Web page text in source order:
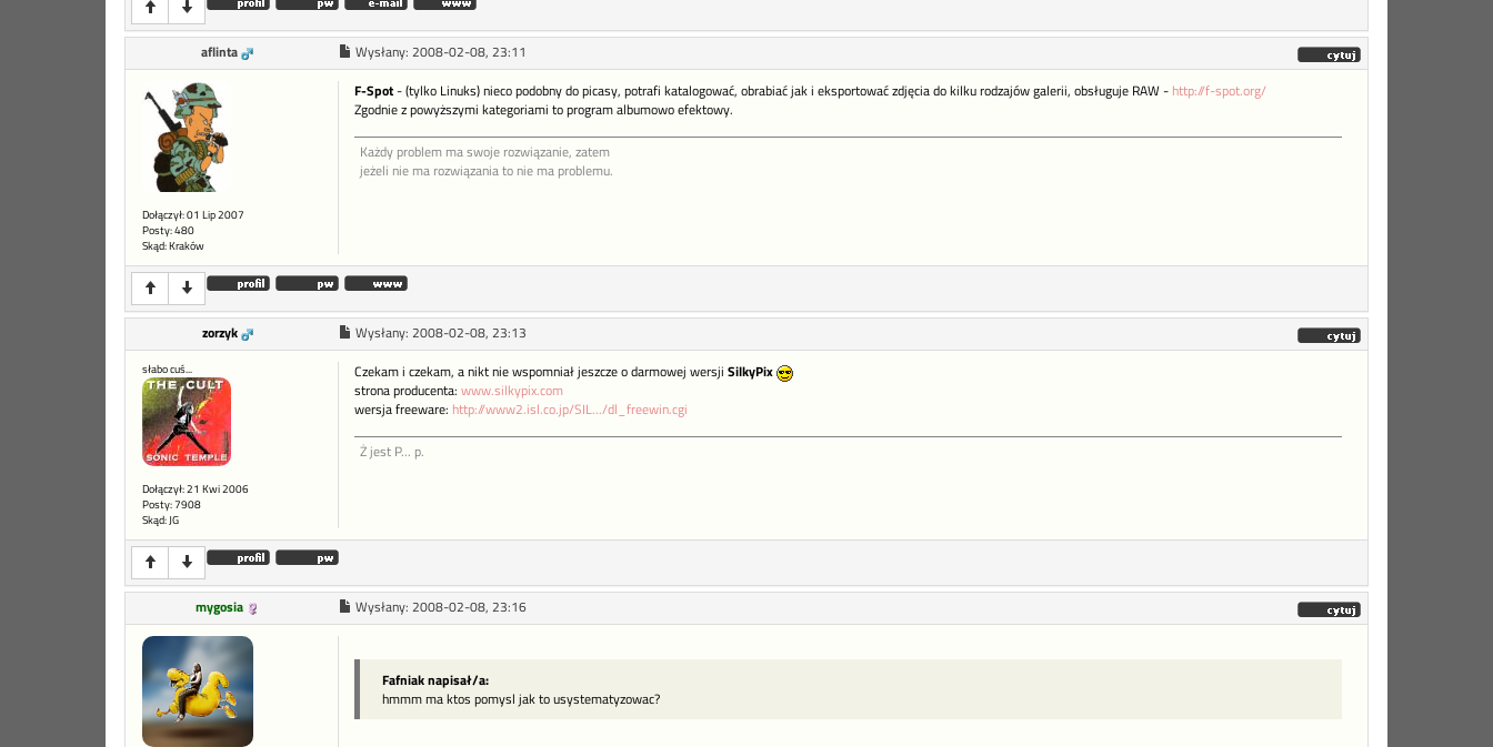
aflinta Wysłany: 2008-02-08, 23:11
Dołączył: 01 Lip 2007
Posty: 480
Skąd: Kraków
F-Spot- (tylko Linuks) nieco podobny do picasy, potrafi katalogować, obrabiać jak i eksportować zdjęcia do kilku rodzajów galerii, obsługuje RAW - http://f-spot.org/
Zgodnie z powyższymi kategoriami to program albumowo efektowy.
Każdy problem ma swoje rozwiązanie, zatem
jeżeli nie ma rozwiązania to nie ma problemu.
zorzyk Wysłany: 2008-02-08, 23:13
słabo cuś...
Dołączył: 21 Kwi 2006
Posty: 7908
Skąd: JG
Czekam i czekam, a nikt nie wspomniał jeszcze o darmowej wersji SilkyPix
strona producenta: www.silkypix.com
wersja freeware: http://www2.isl.co.jp/SIL.../dl_freewin.cgi
Ż jest P... p.
mygosia Wysłany: 2008-02-08, 23:16
Fafniak napisał/a:
hmmm ma ktos pomysl jak to usystematyzowac?